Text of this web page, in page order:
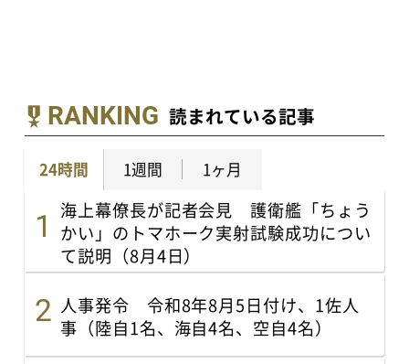
RANKING 読まれている記事
24時間 1週間 1ヶ月
海上幕僚長が記者会見 護衛艦「ちょう
かい」のトマホーク実射試験成功につい
て説明（8月4日）
人事発令 令和8年8月5日付け、1佐人
事（陸自1名、海自4名、空自4名）